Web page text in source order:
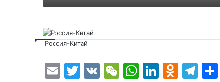
Россия-Китай
E
T
V
W W Li O
T